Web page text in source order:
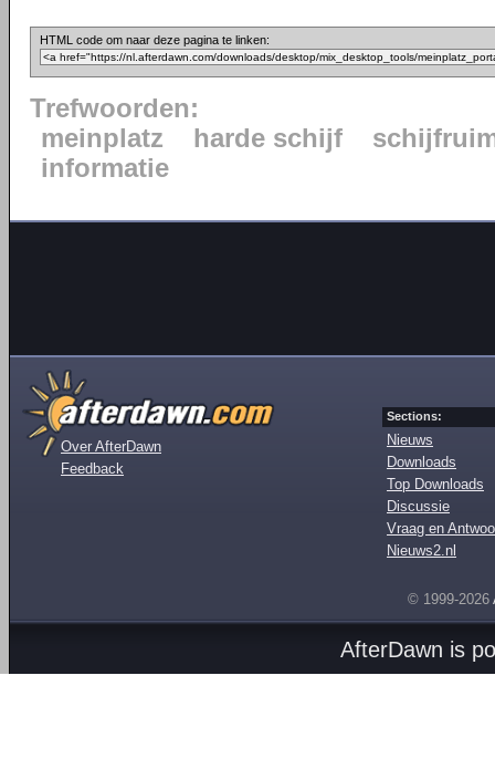
HTML code om naar deze pagina te linken:
Trefwoorden:
meinplatz
harde schijf
informatie
Over AfterDawn
Feedback
Sections:
Nieuws
Downloads
Top Downloads
Discussie
Vraag en
Nieuws2.nl
© 1999-2026
AfterDawn is